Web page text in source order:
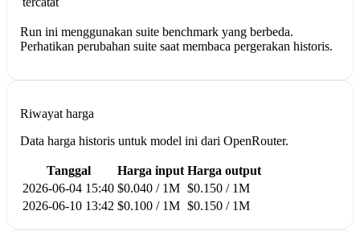
Run ini menggunakan suite benchmark yang berbeda.
Perhatikan perubahan suite saat membaca pergerakan historis.
Riwayat harga
Data harga historis untuk model ini dari OpenRouter.
Tanggal Harga input Harga output
2026-06-04 15:40 $0.040 / 1M $0.150 / 1M
2026-06-10 13:42 $0.100 / 1M $0.150 / 1M